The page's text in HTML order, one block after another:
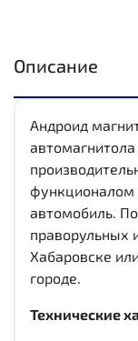
Описание
Андроид
функционалом
автомобиль.
праворульных
Хабаровске
городе.
Технические